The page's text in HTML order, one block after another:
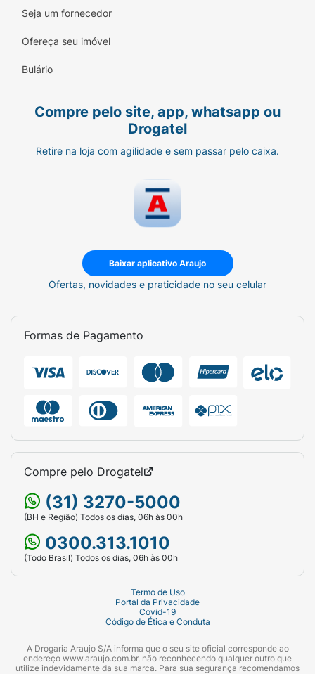
secagem e sem danificar suas unhas.
Seja um fornecedor
Ofereça seu imóvel
Bulário
Compre pelo site, app, whatsapp ou
Drogatel
Retire na loja com agilidade e sem passar pelo caixa.
Baixar aplicativo Araujo
Ofertas, novidades e praticidade no seu celular
Formas de Pagamento
Compre pelo Drogatel
(31) 3270-5000
(BH e Região) Todos os dias, 06h às 00h
0300.313.1010
(Todo Brasil) Todos os dias, 06h às 00h
Termo de Uso
Portal da Privacidade
Covid-19
Código de Ética e Conduta
A Drogaria Araujo S/A informa que o seu site oficial corresponde ao
endereço www.araujo.com.br, não reconhecendo qualquer outro que
utilize indevidamente da sua marca. Para sua segurança recomendamos